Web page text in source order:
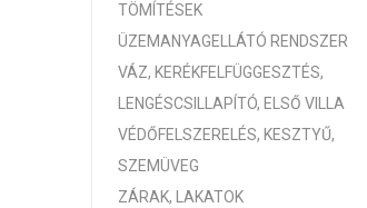
TÖMÍTÉSEK
ÜZEMANYAGELLÁTÓ RENDSZER
VÁZ, KERÉKFELFÜGGESZTÉS,
LENGÉSCSILLAPÍTÓ, ELSŐ VILLA
VÉDŐFELSZERELÉS, KESZTYŰ,
SZEMÜVEG
ZÁRAK, LAKATOK